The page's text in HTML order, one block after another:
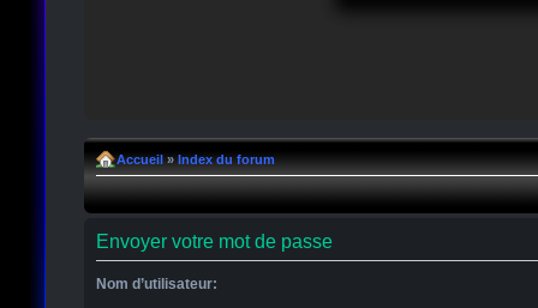
Accueil » Index du forum
Envoyer votre mot de passe
Nom d’utilisateur: